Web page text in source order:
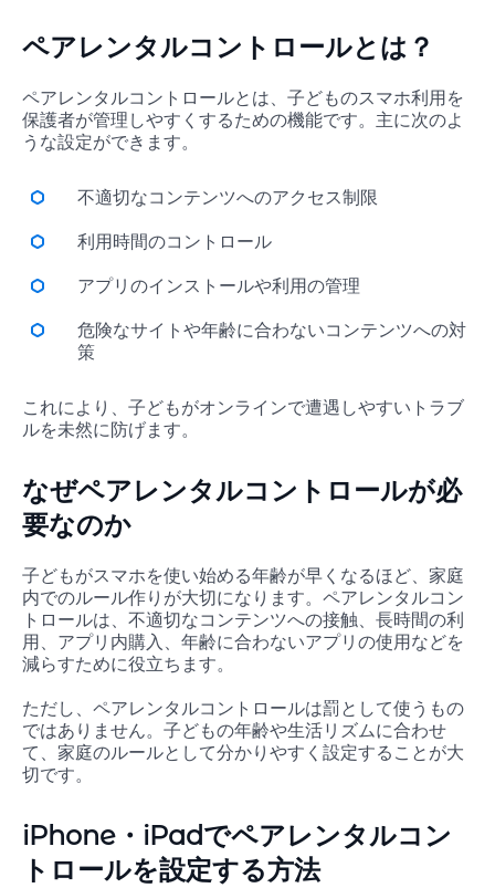
ペアレンタルコントロールとは？
ペアレンタルコントロールとは、子どものスマホ利用を
保護者が管理しやすくするための機能です。主に次のよ
うな設定ができます。
不適切なコンテンツへのアクセス制限
利用時間のコントロール
アプリのインストールや利用の管理
危険なサイトや年齢に合わないコンテンツへの対
策
これにより、子どもがオンラインで遭遇しやすいトラブ
ルを未然に防げます。
なぜペアレンタルコントロールが必
要なのか
子どもがスマホを使い始める年齢が早くなるほど、家庭
内でのルール作りが大切になります。ペアレンタルコン
トロールは、不適切なコンテンツへの接触、長時間の利
用、アプリ内購入、年齢に合わないアプリの使用などを
減らすために役立ちます。
ただし、ペアレンタルコントロールは罰として使うもの
ではありません。子どもの年齢や生活リズムに合わせ
て、家庭のルールとして分かりやすく設定することが大
切です。
iPhone・iPadでペアレンタルコン
トロールを設定する方法